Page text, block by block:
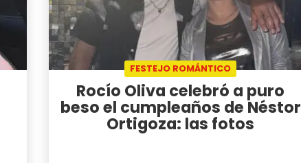
FESTEJO ROMÁNTICO
Rocío Oliva celebró a puro
beso el cumpleaños de Néstor
Ortigoza: las fotos